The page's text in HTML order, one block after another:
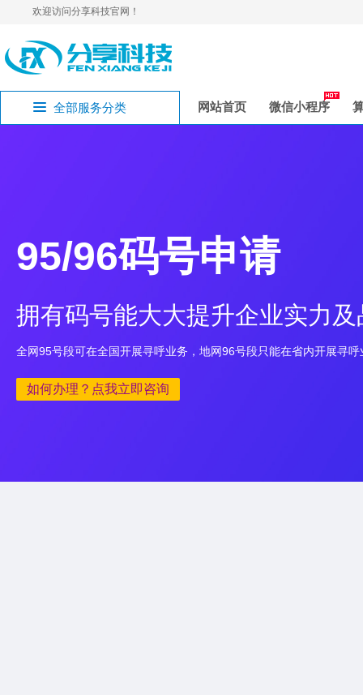
欢迎访问分享科技官网！
全部服务分类 网站首页 微信小程序
95/96码号申请
拥有码号能大大提升企业实力
全网95号段可在全国开展寻呼业务，地网96号段只能在省内开展寻呼
如何办理？点我立即咨询